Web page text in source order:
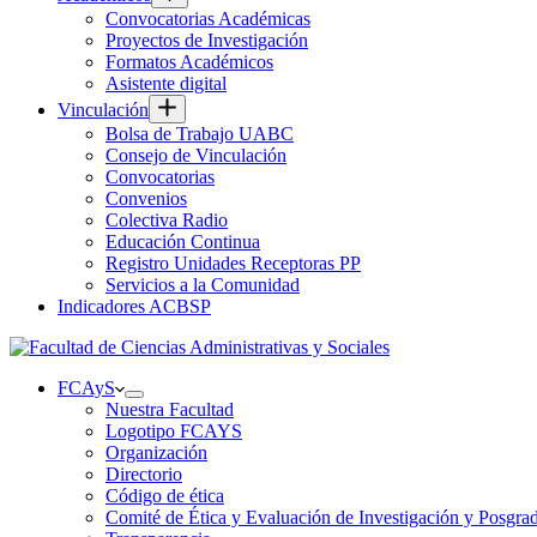
Convocatorias Académicas
Proyectos de Investigación
Formatos Académicos
Asistente digital
Vinculación
Bolsa de Trabajo UABC
Consejo de Vinculación
Convocatorias
Convenios
Colectiva Radio
Educación Continua
Registro Unidades Receptoras PP
Servicios a la Comunidad
Indicadores ACBSP
FCAyS
Nuestra Facultad
Logotipo FCAYS
Organización
Directorio
Código de ética
Comité de Ética y Evaluación de Investigación y